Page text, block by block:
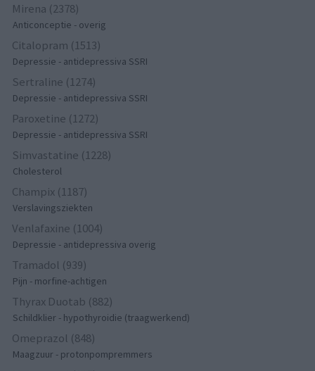
Mirena (2378)
Anticonceptie - overig
Citalopram (1513)
Depressie - antidepressiva SSRI
Sertraline (1274)
Depressie - antidepressiva SSRI
Paroxetine (1272)
Depressie - antidepressiva SSRI
Simvastatine (1228)
Cholesterol
Champix (1187)
Verslavingsziekten
Venlafaxine (1004)
Depressie - antidepressiva overig
Tramadol (939)
Pijn - morfine-achtigen
Thyrax Duotab (882)
Schildklier - hypothyroidie (traagwerkend)
Omeprazol (848)
Maagzuur - protonpompremmers